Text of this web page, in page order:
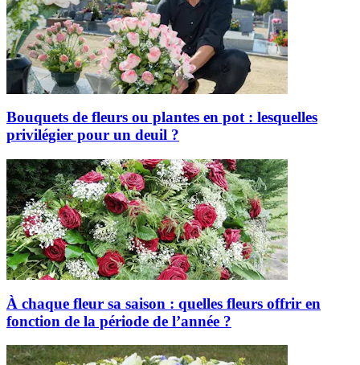
Bouquets de fleurs ou plantes en pot : lesquelles
privilégier pour un deuil ?
À chaque fleur sa saison : quelles fleurs offrir en
fonction de la période de l’année ?